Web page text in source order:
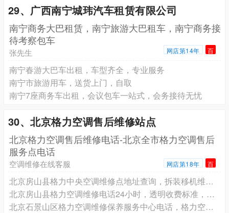
29、广西南宁城玮汽车租赁有限公司
南宁商务大巴租赁，南宁旅游大巴租车，南宁商务接
待考察包车
张先生 网店第14年 百
南宁春游大巴车出租，车型齐全，专业服务
南宁市旅游用车，送货上门，自取
南宁7座商务车出租，会议包车一站式，会务接待无忧
30、北京格力空调售后维修站点
北京格力空调售后维修电话-北京全市格力空调售后
服务点电话
空调维修在线客服 网店第18年 百
北京房山县格力中央空调维修点地址查询，拆装移机维修，格力空调全搞定
北京房山县格力空调维修电话24小时，透明收费标准，修前报价绝不乱加价
北京石景山区格力空调维修保养服务中心电话，格力空调维修，24 小时上门服务